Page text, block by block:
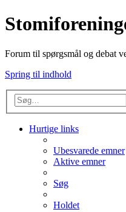
Forum til spørgsmål og debat
Spring til indhold
Hurtige links
Ubesvarede emner
Aktive emner
Søg
Holdet